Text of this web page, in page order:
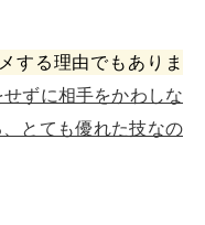
する理由でもありま
せずに相手をかわしな
とても優れた技なの